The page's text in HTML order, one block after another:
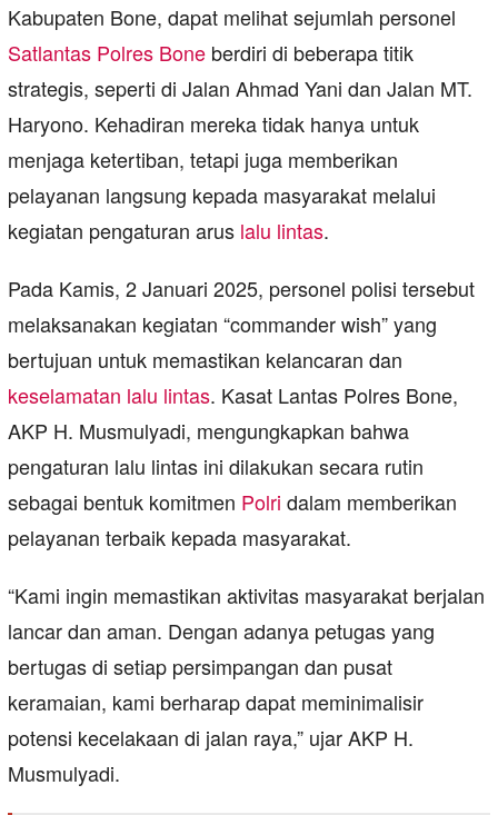
Kabupaten Bone, dapat melihat sejumlah personel
Satlantas Polres Bone berdiri di beberapa titik
strategis, seperti di Jalan Ahmad Yani dan Jalan MT.
Haryono. Kehadiran mereka tidak hanya untuk
menjaga ketertiban, tetapi juga memberikan
pelayanan langsung kepada masyarakat melalui
kegiatan pengaturan arus lalu lintas.
Pada Kamis, 2 Januari 2025, personel polisi tersebut
melaksanakan kegiatan “commander wish” yang
bertujuan untuk memastikan kelancaran dan
keselamatan lalu lintas. Kasat Lantas Polres Bone,
AKP H. Musmulyadi, mengungkapkan bahwa
pengaturan lalu lintas ini dilakukan secara rutin
sebagai bentuk komitmen Polri dalam memberikan
pelayanan terbaik kepada masyarakat.
“Kami ingin memastikan aktivitas masyarakat berjalan
lancar dan aman. Dengan adanya petugas yang
bertugas di setiap persimpangan dan pusat
keramaian, kami berharap dapat meminimalisir
potensi kecelakaan di jalan raya,” ujar AKP H.
Musmulyadi.